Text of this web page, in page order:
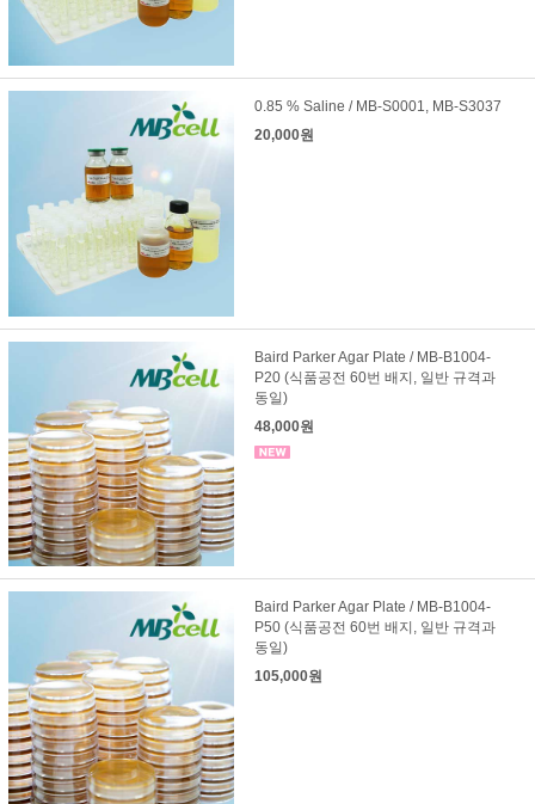
0.85 % Saline / MB-S0001, MB-S3037
20,000원
Baird Parker Agar Plate / MB-B1004-
P20 (식품공전 60번 배지, 일반 규격과
동일)
48,000원
Baird Parker Agar Plate / MB-B1004-
P50 (식품공전 60번 배지, 일반 규격과
동일)
105,000원